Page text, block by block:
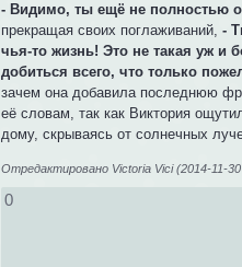
- Видимо, ты ещё не полностью
прекращая своих поглаживаний,-
чья-то жизнь! Это не такая уж и
добиться всего, что только
зачем она добавила последнюю
её словам, так как Виктория
дому, скрываясь от солнечных
Отредактировано Victoria Vici (2014-11-
0